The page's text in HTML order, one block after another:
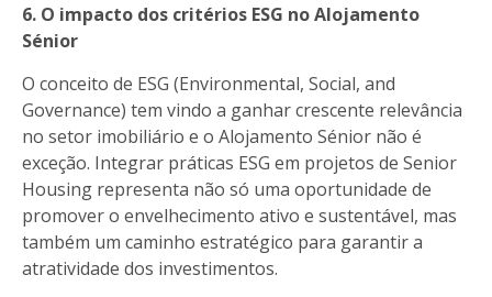
6. O impacto dos critérios ESG no Alojamento
Sénior
O conceito de ESG (Environmental, Social, and
Governance) tem vindo a ganhar crescente relevância
no setor imobiliário e o Alojamento Sénior não é
exceção. Integrar práticas ESG em projetos de Senior
Housing representa não só uma oportunidade de
promover o envelhecimento ativo e sustentável, mas
também um caminho estratégico para garantir a
atratividade dos investimentos.